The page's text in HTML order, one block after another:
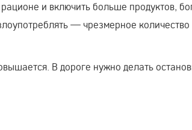
и включить больше продуктов,
— чрезмерное количество
В дороге нужно делать